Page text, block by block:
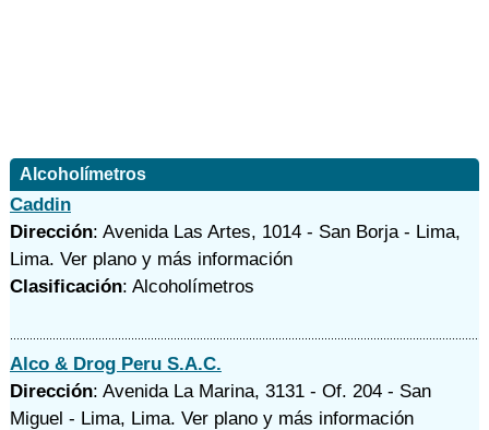
Alcoholímetros
Caddin
Dirección: Avenida Las Artes, 1014 - San Borja - Lima,
Lima. Ver plano y más información
Clasificación: Alcoholímetros
Alco & Drog Peru S.A.C.
Dirección: Avenida La Marina, 3131 - Of. 204 - San
Miguel - Lima, Lima. Ver plano y más información